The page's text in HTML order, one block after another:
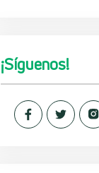
¡Síguenos!